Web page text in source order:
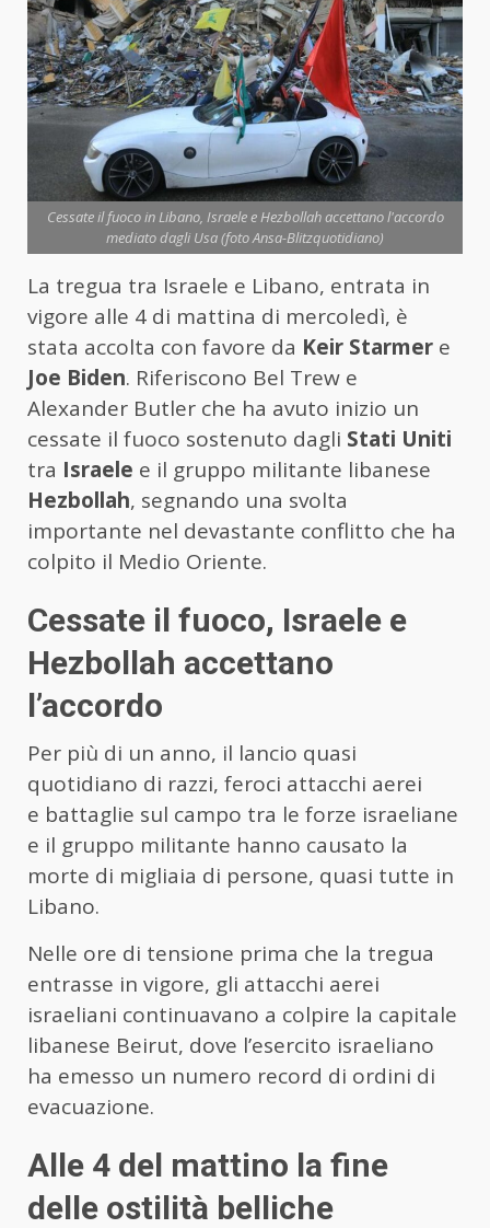
Cessate il fuoco in Libano, Israele e Hezbollah accettano l'accordo
mediato dagli Usa (foto Ansa-Blitzquotidiano)
La tregua tra Israele e Libano, entrata in
vigore alle 4 di mattina di mercoledì, è
stata accolta con favore da Keir Starmer e
Joe Biden. Riferiscono Bel Trew e
Alexander Butler che ha avuto inizio un
cessate il fuoco sostenuto dagli Stati Uniti
tra Israele e il gruppo militante libanese
Hezbollah, segnando una svolta
importante nel devastante conflitto che ha
colpito il Medio Oriente.
Cessate il fuoco, Israele e
Hezbollah accettano
l’accordo
Per più di un anno, il lancio quasi
quotidiano di razzi, feroci attacchi aerei
e battaglie sul campo tra le forze israeliane
e il gruppo militante hanno causato la
morte di migliaia di persone, quasi tutte in
Libano.
Nelle ore di tensione prima che la tregua
entrasse in vigore, gli attacchi aerei
israeliani continuavano a colpire la capitale
libanese Beirut, dove l’esercito israeliano
ha emesso un numero record di ordini di
evacuazione.
Alle 4 del mattino la fine
delle ostilità belliche